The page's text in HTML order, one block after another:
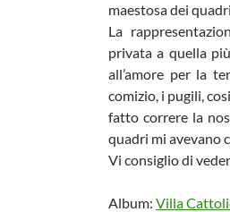
maestosa dei
La
privata a quella
all’amore per la
comizio, i pugili,
fatto correre la
quadri mi avevano
Vi consiglio di
Album: Villa